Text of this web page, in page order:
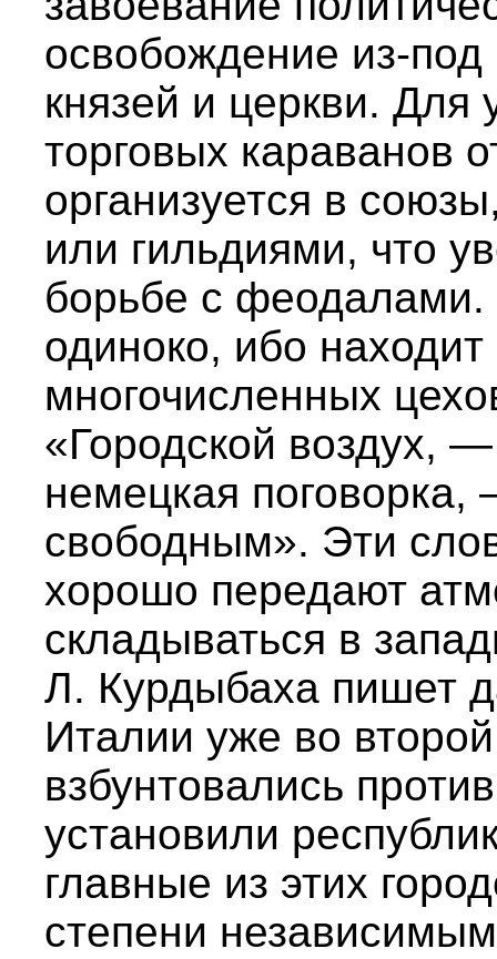
освобождение из-
князей и церкви.
торговых караванов
организуется в
или гильдиями, что
борьбе с феодалами.
одиноко, ибо
многочисленных
«Городской воздух,
немецкая
свободным». Эти
хорошо передают
складываться в
Л. Курдыбаха пишет
Италии уже во
взбунтовались
установили
главные из этих
степени